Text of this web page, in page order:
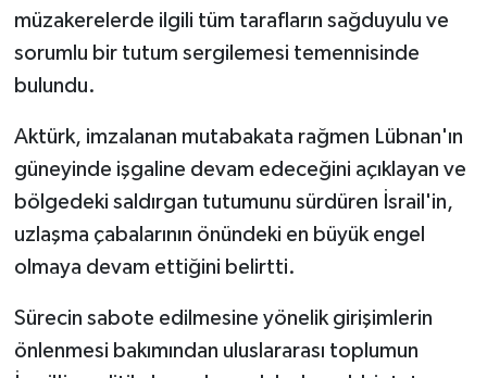
müzakerelerde ilgili tüm tarafların sağduyulu ve
sorumlu bir tutum sergilemesi temennisinde
bulundu.
Aktürk, imzalanan mutabakata rağmen Lübnan'ın
güneyinde işgaline devam edeceğini açıklayan ve
bölgedeki saldırgan tutumunu sürdüren İsrail'in,
uzlaşma çabalarının önündeki en büyük engel
olmaya devam ettiğini belirtti.
Sürecin sabote edilmesine yönelik girişimlerin
önlenmesi bakımından uluslararası toplumun